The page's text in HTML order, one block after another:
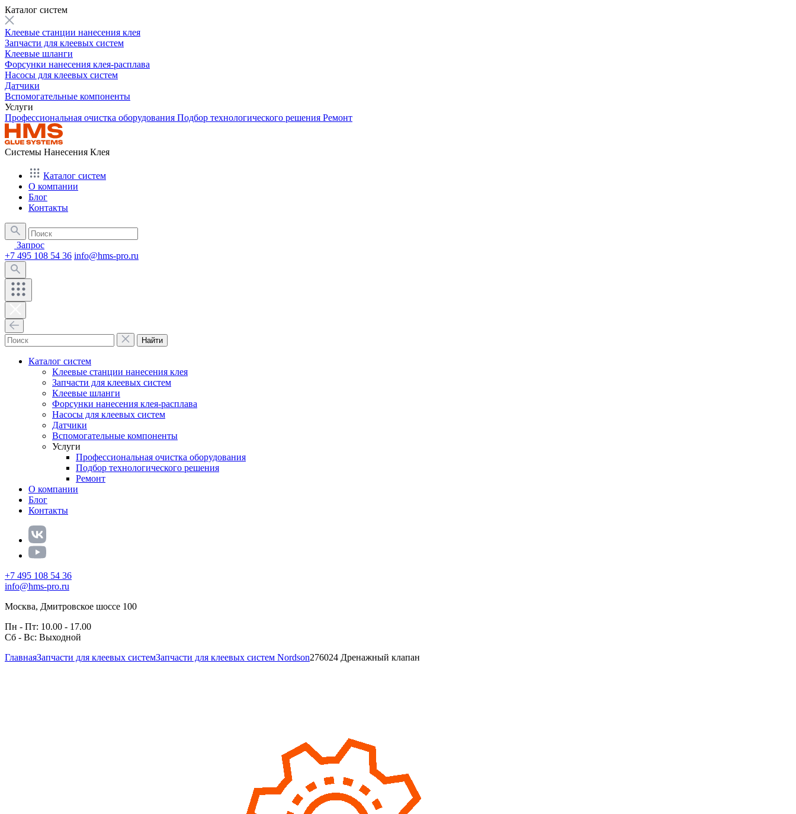
Каталог систем
Клеевые станции нанесения клея
Запчасти для клеевых систем
Клеевые шланги
Форсунки нанесения клея-расплава
Насосы для клеевых систем
Датчики
Вспомогательные компоненты
Услуги
Профессиональная очистка оборудования Подбор технологического решения Ремонт
Системы Нанесения Клея
Каталог систем
О компании
Блог
Контакты
Запрос
+7 495 108 54 36 info@hms-pro.ru
Найти
Каталог систем
Клеевые станции нанесения клея
Запчасти для клеевых систем
Клеевые шланги
Форсунки нанесения клея-расплава
Насосы для клеевых систем
Датчики
Вспомогательные компоненты
Услуги
Профессиональная очистка оборудования
Подбор технологического решения
Ремонт
О компании
Блог
Контакты
+7 495 108 54 36
info@hms-pro.ru
Москва, Дмитровское шоссе 100
Пн - Пт: 10.00 - 17.00
Сб - Вс: Выходной
ГлавнаяЗапчасти для клеевых системЗапчасти для клеевых систем Nordson276024 Дренажный клапан